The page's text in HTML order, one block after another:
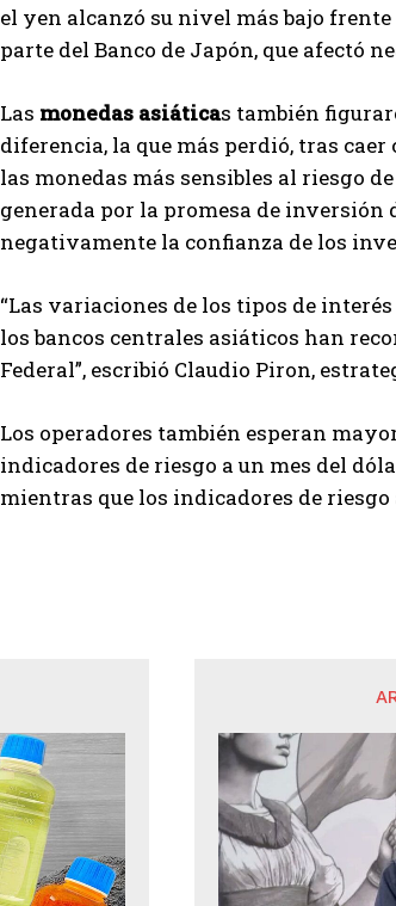
el yen alcanzó su nivel más bajo
parte del Banco de Japón, que afectó
Las monedas asiáticas también
diferencia, la que más perdió, tras
las monedas más sensibles al riesgo
generada por la promesa de inversión
negativamente la confianza de los
“Las variaciones de los tipos de
los bancos centrales asiáticos han
Federal”, escribió Claudio Piron,
Los operadores también esperan
indicadores de riesgo a un mes del
mientras que los indicadores de